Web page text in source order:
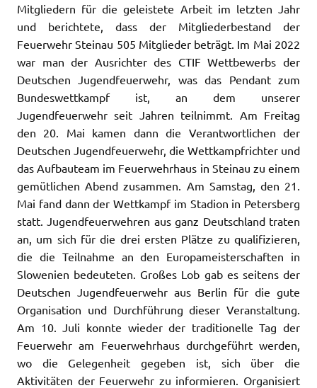
Mitgliedern für die geleistete Arbeit im letzten Jahr
und berichtete, dass der Mitgliederbestand der
Feuerwehr Steinau 505 Mitglieder beträgt. Im Mai 2022
war man der Ausrichter des CTIF Wettbewerbs der
Deutschen Jugendfeuerwehr, was das Pendant zum
Bundeswettkampf ist, an dem unserer
Jugendfeuerwehr seit Jahren teilnimmt. Am Freitag
den 20. Mai kamen dann die Verantwortlichen der
Deutschen Jugendfeuerwehr, die Wettkampfrichter und
das Aufbauteam im Feuerwehrhaus in Steinau zu einem
gemütlichen Abend zusammen. Am Samstag, den 21.
Mai fand dann der Wettkampf im Stadion in Petersberg
statt. Jugendfeuerwehren aus ganz Deutschland traten
an, um sich für die drei ersten Plätze zu qualifizieren,
die die Teilnahme an den Europameisterschaften in
Slowenien bedeuteten. Großes Lob gab es seitens der
Deutschen Jugendfeuerwehr aus Berlin für die gute
Organisation und Durchführung dieser Veranstaltung.
Am 10. Juli konnte wieder der traditionelle Tag der
Feuerwehr am Feuerwehrhaus durchgeführt werden,
wo die Gelegenheit gegeben ist, sich über die
Aktivitäten der Feuerwehr zu informieren. Organisiert